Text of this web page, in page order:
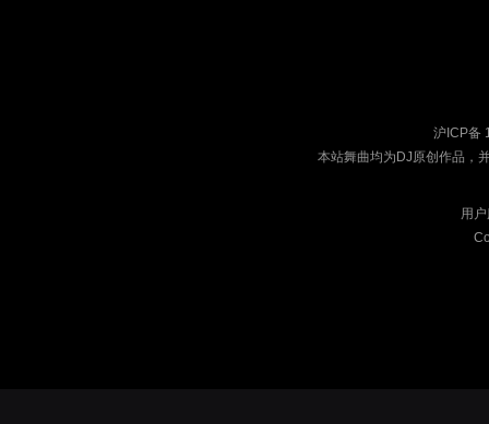
沪ICP备
本站舞曲均为DJ原创作品，
用